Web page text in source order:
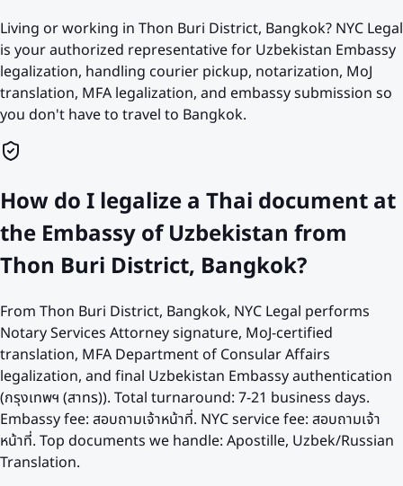
Living or working in Thon Buri District, Bangkok? NYC Legal
is your authorized representative for Uzbekistan Embassy
legalization, handling courier pickup, notarization, MoJ
translation, MFA legalization, and embassy submission so
you don't have to travel to Bangkok.
How do I legalize a Thai document at
the Embassy of Uzbekistan from
Thon Buri District, Bangkok?
From Thon Buri District, Bangkok, NYC Legal performs
Notary Services Attorney signature, MoJ-certified
translation, MFA Department of Consular Affairs
legalization, and final Uzbekistan Embassy authentication
(กรุงเทพฯ (สาทร)). Total turnaround: 7-21 business days.
Embassy fee: สอบถามเจ้าหน้าที่. NYC service fee: สอบถามเจ้า
หน้าที่. Top documents we handle: Apostille, Uzbek/Russian
Translation.